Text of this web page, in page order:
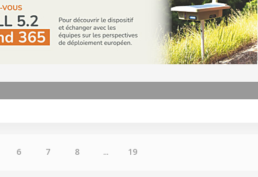
6 7 8 ... 19